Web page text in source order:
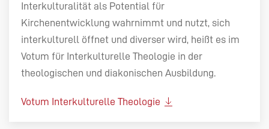
Interkulturalität als Potential für
Kirchenentwicklung wahrnimmt und nutzt, sich
interkulturell öffnet und diverser wird, heißt es im
Votum für Interkulturelle Theologie in der
theologischen und diakonischen Ausbildung.
Votum Interkulturelle Theologie